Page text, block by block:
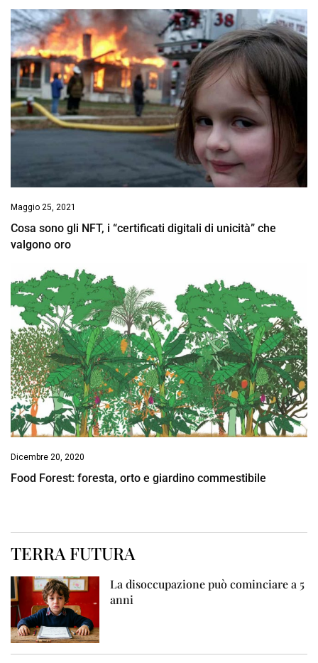
Maggio 25, 2021
Cosa sono gli NFT, i “certificati digitali di unicità” che
valgono oro
Dicembre 20, 2020
Food Forest: foresta, orto e giardino commestibile
TERRA FUTURA
La disoccupazione può cominciare a 5
anni